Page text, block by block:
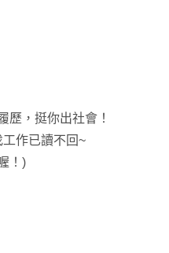
歷，挺你出社會！
工作已讀不回~
！)